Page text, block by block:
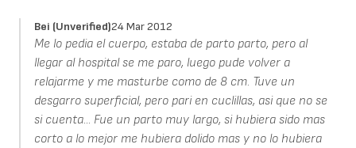
Bei (unverified)24 Mar 2012
Me lo pedia el cuerpo, estaba de parto parto, pero al
llegar al hospital se me paro, luego pude volver a
relajarme y me masturbe como de 8 cm. Tuve un
desgarro superficial, pero pari en cuclillas, asi que no se
si cuenta... Fue un parto muy largo, si hubiera sido mas
corto a lo mejor me hubiera dolido mas y no lo hubiera